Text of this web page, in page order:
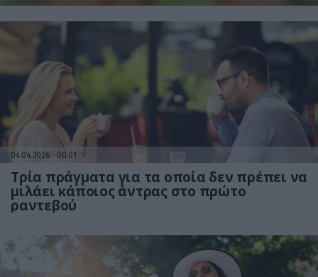
04.04.2026 00:01
Τρία πράγματα για τα οποία δεν πρέπει να
μιλάει κάποιος άντρας στο πρώτο
ραντεβού